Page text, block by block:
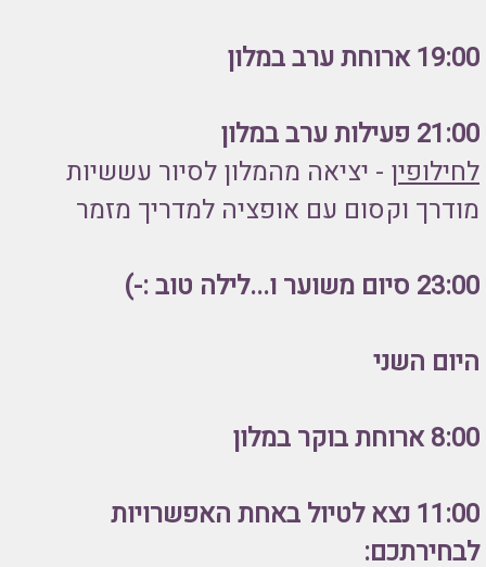
19:00 ארוחת ערב במלון
21:00 פעילות ערב במלון
לחילופין - יציאה מהמלון לסיור עששיות
מודרך וקסום עם אופציה למדריך מזמר
23:00 סיום משוער ו...לילה טוב :-)
היום השני
8:00 ארוחת בוקר במלון
11:00 נצא לטיול באחת האפשרויות
לבחירתכם: